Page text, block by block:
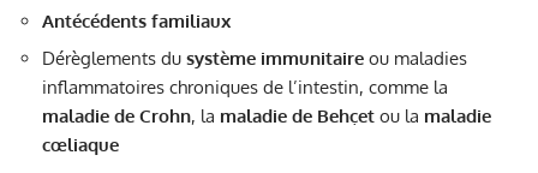
Antécédents familiaux
Dérèglements du système immunitaire ou maladies
inflammatoires chroniques de l’intestin, comme la
maladie de Crohn, la maladie de Behçet ou la maladie
cœliaque